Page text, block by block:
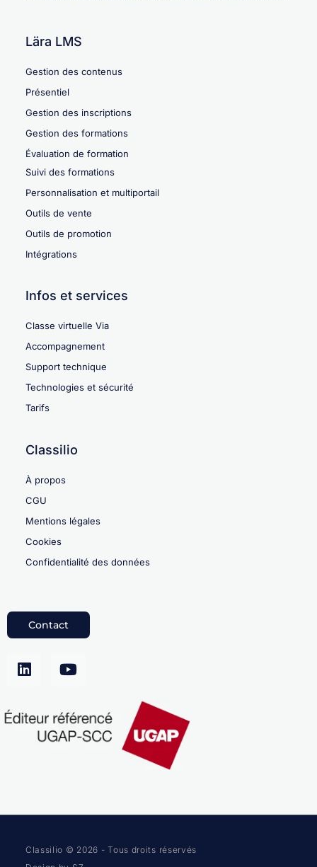
Lära LMS
Gestion des contenus
Présentiel
Gestion des inscriptions
Gestion des formations
Évaluation de formation
Suivi des formations
Personnalisation et multiportail
Outils de vente
Outils de promotion
Intégrations
Infos et services
Classe virtuelle Via
Accompagnement
Support technique
Technologies et sécurité
Tarifs
Classilio
À propos
CGU
Mentions légales
Cookies
Confidentialité des données
Contact
Classilio © 2026 - Tous droits réservés